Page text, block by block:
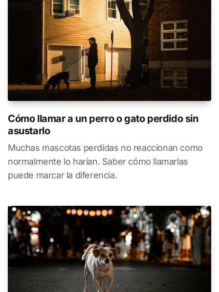
Cómo llamar a un perro o gato perdido sin
asustarlo
Muchas mascotas perdidas no reaccionan como
normalmente lo harían. Saber cómo llamarlas
puede marcar la diferencia.